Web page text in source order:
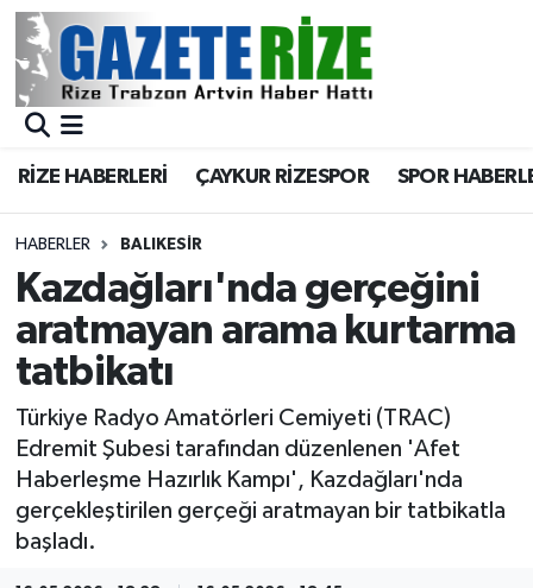
RİZE HABERLERİ ÇAYKUR RİZESPOR SPOR
HABERLER BALIKESIR
Kazdağları'nda gerçeğini
aratmayan arama kurtarma
tatbikatı
Türkiye Radyo Amatörleri Cemiyeti (TRAC)
Edremit Şubesi tarafından düzenlenen 'Afet
Haberleşme Hazırlık Kampı', Kazdağları'nda
gerçekleştirilen gerçeği aratmayan bir tatbikatla
başladı.
BÖLGEMİZ
Asayiş
Rize Jandarma Komutanlığı
Bilim Teknoloji
Advertising news
Canlı Maç
Merkez Nöbetçi Eczaneler
Merkez Trafik Yoğunluk Haritası
Süper Lig Puan Durumu ve Fikstür
Tüm Manşetler
Haber Arşivi